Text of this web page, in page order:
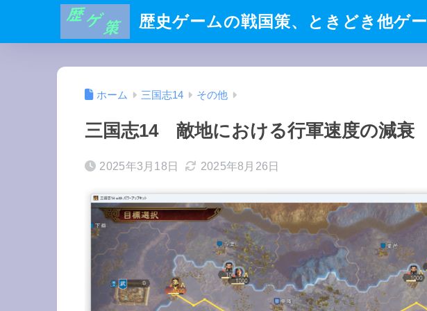
歴史ゲームの戦国策、ときどき他ゲー
ホーム 三国志14 その他
三国志14 敵地における行軍速度の減衰
2025年3月18日 2025年8月26日